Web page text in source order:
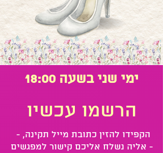
ימי שני בשעה 18:00
הרשמו עכשיו
- הקפידו להזין כתובת מייל תקינה,
אליה נשלח אליכם קישור למפגשים -